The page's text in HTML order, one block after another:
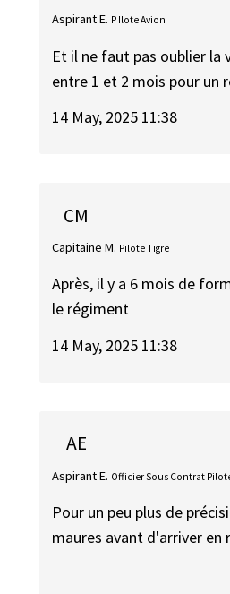
Aspirant E. P Ilote Avion
Et il ne faut pas oublier
entre 1 et 2 mois pour un
14 May, 2025 11:38
CM
Capitaine M. Pilote Tigre
Après, il y a 6 mois de
le régiment
14 May, 2025 11:38
AE
Aspirant E. Officier Sous Contrat
Pour un peu plus de
maures avant d'arriver